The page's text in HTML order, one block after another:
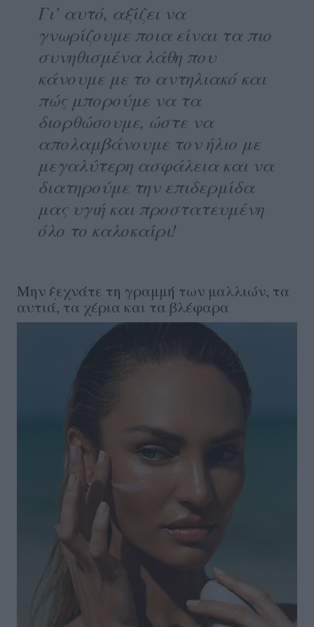
Γι’ αυτό, αξίζει να
γνωρίζουμε ποια είναι τα πιο
συνηθισμένα λάθη που
κάνουμε με το αντηλιακό και
πώς μπορούμε να τα
διορθώσουμε, ώστε να
απολαμβάνουμε τον ήλιο με
μεγαλύτερη ασφάλεια και να
διατηρούμε την επιδερμίδα
μας υγιή και προστατευμένη
όλο το καλοκαίρι!
Μην ξεχνάτε τη γραμμή των μαλλιών, τα
αυτιά, τα χέρια και τα βλέφαρα